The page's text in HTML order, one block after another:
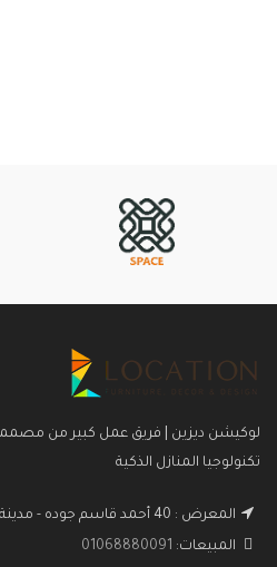
لوكيشن ديزين | فريق عمل كبير من
تكنولوجيا المنازل الذكية
المعرض : 40 أحمد قاسم جوده - مدينة نصر
المبيعات: 01068880091